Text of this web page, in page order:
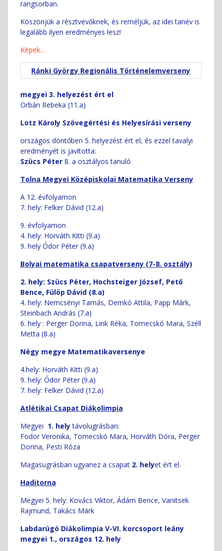
rangsorban.
Köszönjük a résztvevőknek, és reméljük, az idei tanév is
legalább ilyen eredményes lesz!
Képek…
Ránki György Regionális Történelemverseny
megyei 3. helyezést ért el
Orbán Rebeka (11.a)
Lotz Károly Szövegértési és Helyesírási verseny
országos döntőben 5. helyezést ért el, és ezzel tavalyi
eredményét is javította:
Szücs Péter 8. a osztályos tanuló
Tolna Megyei Középiskolai Matematika Verseny
A 12. évfolyamon
7. hely: Felker Dávid (12.a)
9. évfolyamon
4. hely: Horváth Kitti (9.a)
9. hely Ódor Péter (9.a)
Bolyai matematika csapatverseny (7-8. osztály)
2. hely: Szücs Péter, Hochsteiger József, Pető
Bence, Fülöp Dávid (8.a)
4. hely: Nemcsényi Tamás, Demkó Attila, Papp Márk,
Steinbach András (7.a)
6. hely : Perger Dorina, Link Réka, Tomecskó Mara, Széll
Metta (8.a)
Négy megye Matematikaversenye
4.hely: Horváth Kitti (9.a)
9. hely: Ódor Péter (9.a)
7. hely: Felker Dávid (12.a)
Atlétikai Csapat Diákolimpia
Megyei 1. helytávolugrásban:
Fodor Veronika, Tomecskó Mara, Horváth Dóra, Perger
Dorina, Pesti Róza
Magasugrásban ugyanez a csapat2. helyet ért el.
Haditorna
Megyei 5. hely: Kovács Viktor, Ádám Bence, Vanitsek
Rajmund, Takács Márk
Labdarúgó Diákolimpia V-VI. korcsoport leány
megyei 1., országos 12. hely